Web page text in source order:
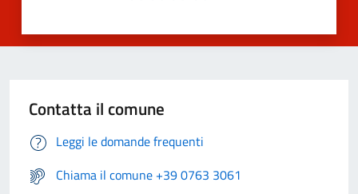
Contatta il comune
Leggi le domande frequenti
Chiama il comune +39 0763 3061